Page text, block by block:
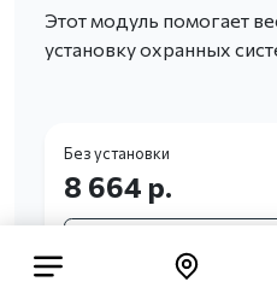
Этот модуль помогает
установку охранных
Без установки
8 664 р.